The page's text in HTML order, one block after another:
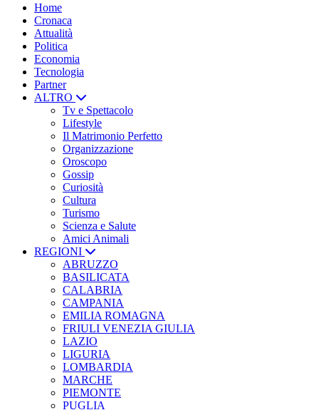
Home
Cronaca
Attualità
Politica
Economia
Tecnologia
Partner
ALTRO
Tv e Spettacolo
Lifestyle
Il Matrimonio Perfetto
Organizzazione
Oroscopo
Gossip
Curiosità
Cultura
Turismo
Scienza e Salute
Amici Animali
REGIONI
ABRUZZO
BASILICATA
CALABRIA
CAMPANIA
EMILIA ROMAGNA
FRIULI VENEZIA GIULIA
LAZIO
LIGURIA
LOMBARDIA
MARCHE
PIEMONTE
PUGLIA